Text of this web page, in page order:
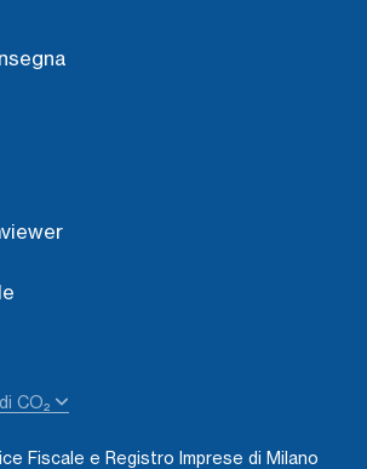
CO₂
Fiscale e Registro Imprese di Milano